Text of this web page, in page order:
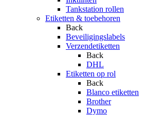
Tankstation rollen
Etiketten & toebehoren
Back
Beveiligingslabels
Verzendetiketten
Back
DHL
Etiketten op rol
Back
Blanco etiketten
Brother
Dymo